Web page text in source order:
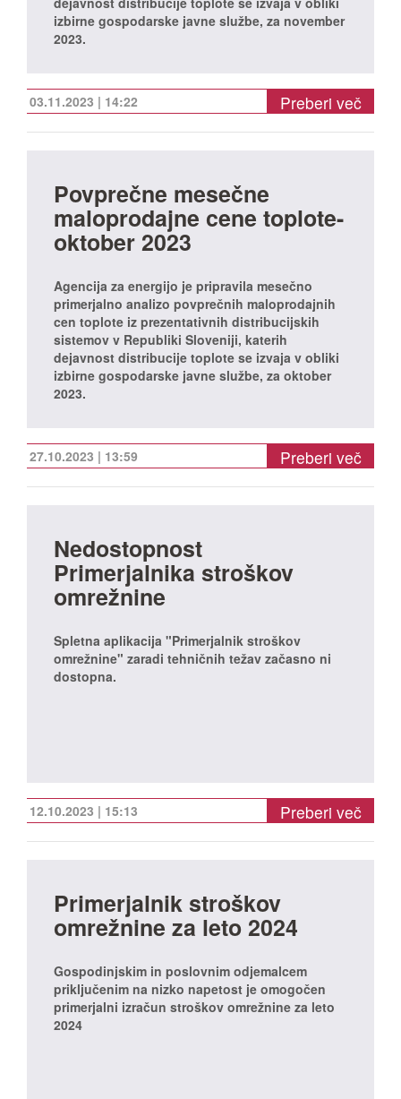
izbirne gospodarske javne službe, za november
2023.
03.11.2023 | 14:22 Preberi več
Povprečne mesečne
maloprodajne cene toplote-
oktober 2023
Agencija za energijo je pripravila mesečno
primerjalno analizo povprečnih maloprodajnih
cen toplote iz prezentativnih distribucijskih
sistemov v Republiki Sloveniji, katerih
dejavnost distribucije toplote se izvaja v obliki
izbirne gospodarske javne službe, za oktober
2023.
27.10.2023 | 13:59 Preberi več
Nedostopnost
Primerjalnika stroškov
omrežnine
Spletna aplikacija "Primerjalnik stroškov
omrežnine" zaradi tehničnih težav začasno ni
dostopna.
12.10.2023 | 15:13 Preberi več
Primerjalnik stroškov
omrežnine za leto 2024
Gospodinjskim in poslovnim odjemalcem
priključenim na nizko napetost je omogočen
primerjalni izračun stroškov omrežnine za leto
2024